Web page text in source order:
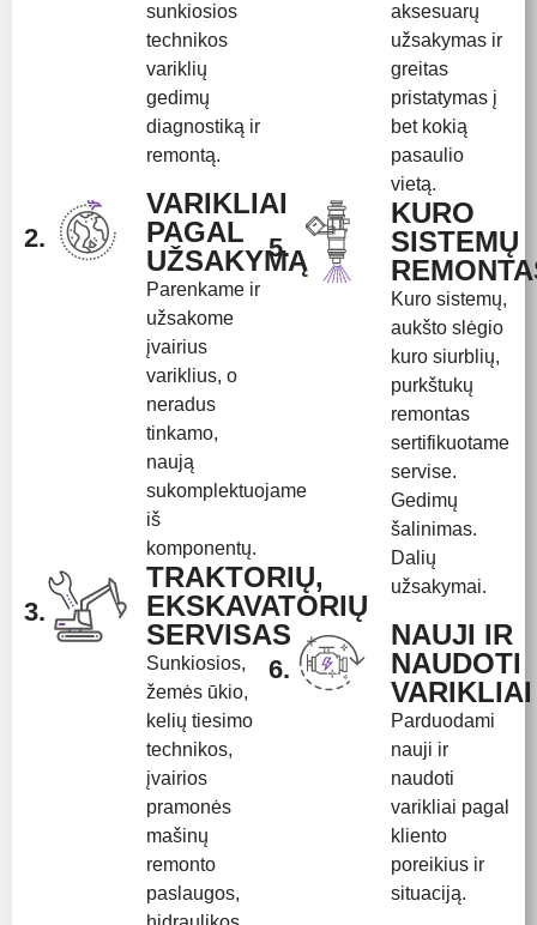
sunkiosios
technikos
variklių
gedimų
diagnostiką ir
remontą.
2.
VARIKLIAI
PAGAL
UŽSAKYMĄ
Parenkame ir
užsakome
įvairius
variklius, o
neradus
tinkamo,
naują
sukomplektuojame
iš
komponentų.
3.
TRAKTORIŲ,
EKSKAVATORIŲ
SERVISAS
Sunkiosios,
žemės ūkio,
kelių tiesimo
technikos,
įvairios
pramonės
mašinų
remonto
paslaugos,
aksesuarų
užsakymas ir
greitas
pristatymas į
bet kokią
pasaulio
vietą.
5.
KURO
SISTEMŲ
Kuro sistemų,
aukšto slėgio
kuro siurblių,
purkštukų
remontas
sertifikuotame
servise.
Gedimų
šalinimas.
Dalių
užsakymai.
6.
NAUJI IR
NAUDOTI
VARIKLIAI
Parduodami
nauji ir
naudoti
varikliai pagal
kliento
poreikius ir
situaciją.